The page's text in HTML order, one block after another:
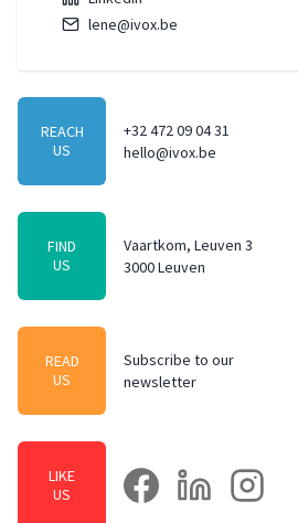
lene@ivox.be
REACH
US
+32 472 09 04 31
hello@ivox.be
FIND
US
Vaartkom, Leuven 3
3000 Leuven
READ
US
Subscribe to our
newsletter
LIKE
US
facebooklinkedininstagram